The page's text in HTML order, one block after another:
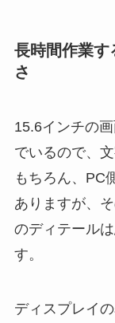
長時間作業す
さ
15.6インチの
でいるので、
もちろん、PC
ありますが、
のディテール
す。
ディスプレイ